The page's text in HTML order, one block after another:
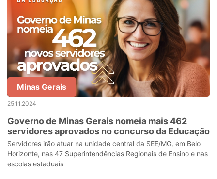
Minas Gerais
25.11.2024
Governo de Minas Gerais nomeia mais 462
servidores aprovados no concurso da Educação
Servidores irão atuar na unidade central da SEE/MG, em Belo
Horizonte, nas 47 Superintendências Regionais de Ensino e nas
escolas estaduais